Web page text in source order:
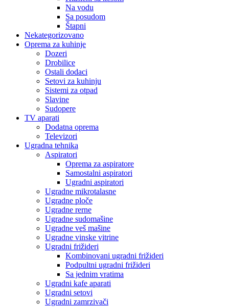
Na vodu
Sa posudom
Štapni
Nekategorizovano
Oprema za kuhinje
Dozeri
Drobilice
Ostali dodaci
Setovi za kuhinju
Sistemi za otpad
Slavine
Sudopere
TV aparati
Dodatna oprema
Televizori
Ugradna tehnika
Aspiratori
Oprema za aspiratore
Samostalni aspiratori
Ugradni aspiratori
Ugradne mikrotalasne
Ugradne ploče
Ugradne rerne
Ugradne sudomašine
Ugradne veš mašine
Ugradne vinske vitrine
Ugradni frižideri
Kombinovani ugradni frižideri
Podpultni ugradni frižideri
Sa jednim vratima
Ugradni kafe aparati
Ugradni setovi
Ugradni zamrzivači